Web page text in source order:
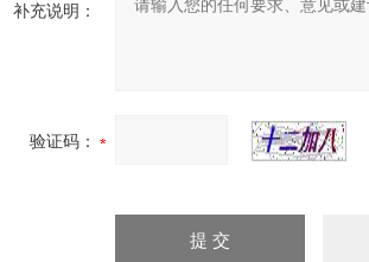
补充说明：
验证码：